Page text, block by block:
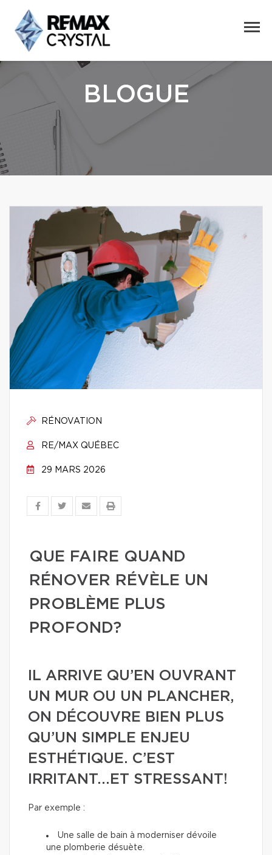
BLOGUE
RÉNOVATION
RE/MAX QUÉBEC
29 MARS 2026
QUE FAIRE QUAND
RÉNOVER RÉVÈLE UN
PROBLÈME PLUS
PROFOND?
IL ARRIVE QU’EN OUVRANT
UN MUR OU UN PLANCHER,
ON DÉCOUVRE BIEN PLUS
QU’UN SIMPLE ENJEU
ESTHÉTIQUE. C’EST
IRRITANT...ET STRESSANT!
Par exemple :
Une salle de bain à moderniser dévoile
une plomberie désuète.